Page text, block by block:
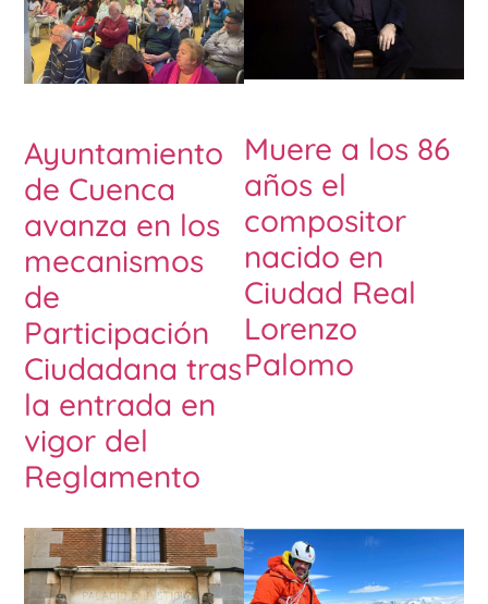
Ayuntamiento
de Cuenca
avanza en los
mecanismos
de
Participación
Ciudadana tras
la entrada en
vigor del
Reglamento
Muere a los 86
años el
compositor
nacido en
Ciudad Real
Lorenzo
Palomo